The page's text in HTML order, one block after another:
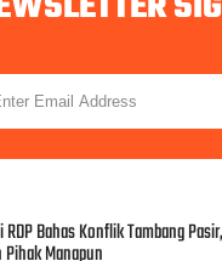
Bahas Konflik Tambang
Manapun